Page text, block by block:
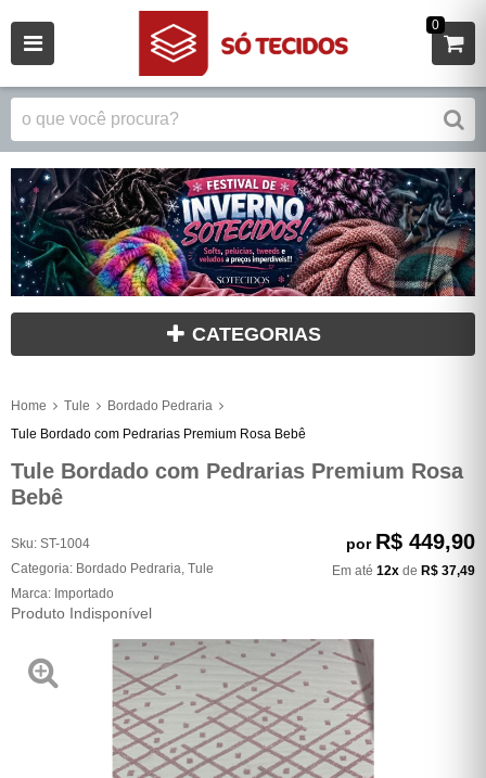
0
CATEGORIAS
Home Tule
Bordado Pedraria
Tule Bordado com Pedrarias Premium Rosa Bebê
Tule Bordado com Pedrarias Premium Rosa
Bebê
Sku: ST-1004
Categoria: Bordado Pedraria Tule
Marca: Importado
Produto Indisponível
por R$ 449,90
Em até 12x de R$ 37,49